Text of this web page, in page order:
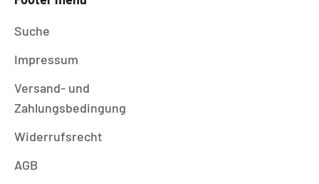
Suche
Impressum
Versand- und
Zahlungsbedingung
Widerrufsrecht
AGB